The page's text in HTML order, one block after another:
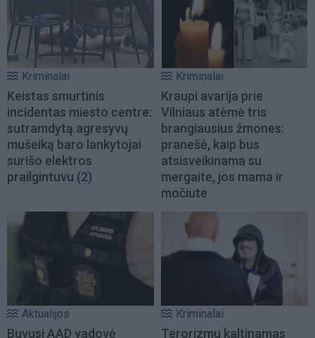
Kriminalai
Keistas smurtinis
incidentas miesto centre:
sutramdytą agresyvų
mušeiką baro lankytojai
surišo elektros
prailgintuvu (2)
Kriminalai
Kraupi avarija prie
Vilniaus atėmė tris
brangiausius žmones:
pranešė, kaip bus
atsisveikinama su
mergaite, jos mama ir
močiute
Aktualijos
Buvusi AAD vadovė
Kriminalai
Terorizmu kaltinamas